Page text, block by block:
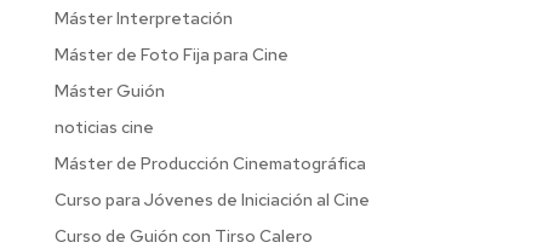
Máster Interpretación
Máster de Foto Fija para Cine
Máster Guión
noticias cine
Máster de Producción Cinematográfica
Curso para Jóvenes de Iniciación al Cine
Curso de Guión con Tirso Calero